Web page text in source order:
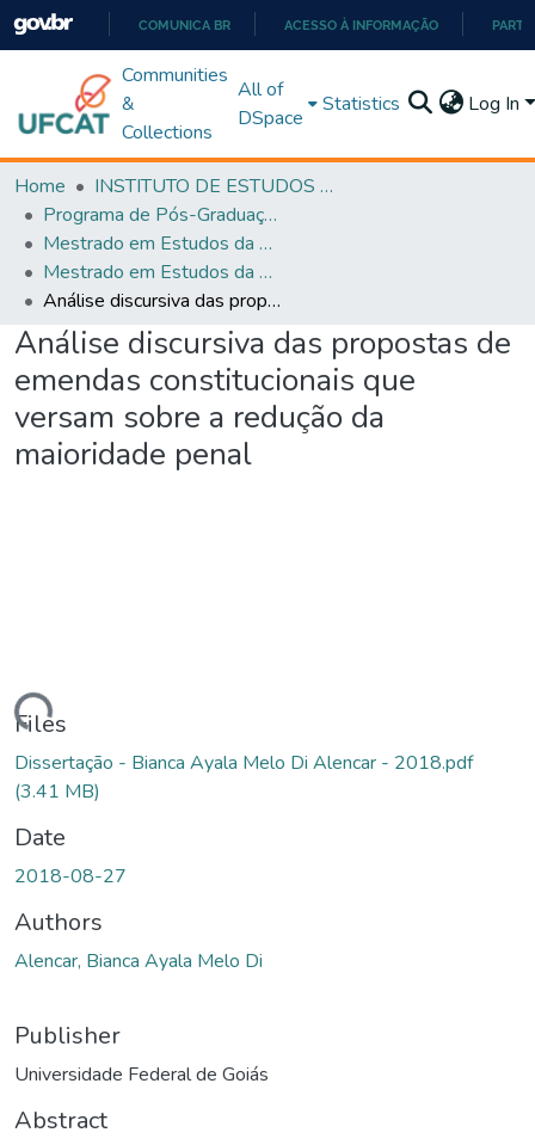
PARA
O
COMUNICA BR ACESSO À INFORMAÇÃO
Communities
&
Collections
All of
DSpace
Statistics Log In
Home
INSTITUTO DE ESTUDOS DA LINGUAGEM
Programa de Pós-Graduação em Estudos da Linguagem (PPGEL)
Mestrado em Estudos da Linguagem - PPGEL
Mestrado em Estudos da Linguagem - PPGEL
Análise discursiva das propostas de emendas constitucionais que versam sobre a redução da maioridade penal
Análise discursiva das propostas de
emendas constitucionais que
versam sobre a redução da
maioridade penal
Files
Dissertação - Bianca Ayala Melo Di Alencar - 2018.pdf
(3.41 MB)
Date
2018-08-27
Authors
Alencar, Bianca Ayala Melo Di
Publisher
Universidade Federal de Goiás
Abstract